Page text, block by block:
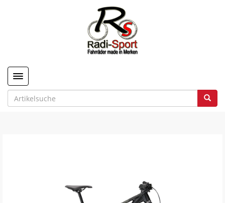
Toggle navigation